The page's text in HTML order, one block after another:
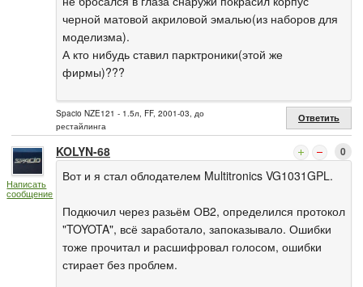
черной матовой акриловой эмалью(из наборов для
моделизма).
А кто нибудь ставил парктроники(этой же
фирмы)???
Spacio NZE121 - 1.5л, FF, 2001-03, до
рестайлинга
Ответить
Написать
сообщение
KOLYN-68 0
Вот и я стал облодателем Multitronics VG1031GPL.
Подкючил через разьём ОВ2, определился протокол
"TOYOTA", всё заработало, запоказывало. Ошибки
тоже прочитал и расшифровал голосом, ошибки
стирает без проблем.